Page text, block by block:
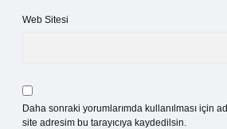
Web Sitesi
Daha sonraki yorumlarımda kullanılması için
site adresim bu tarayıcıya kaydedilsin.